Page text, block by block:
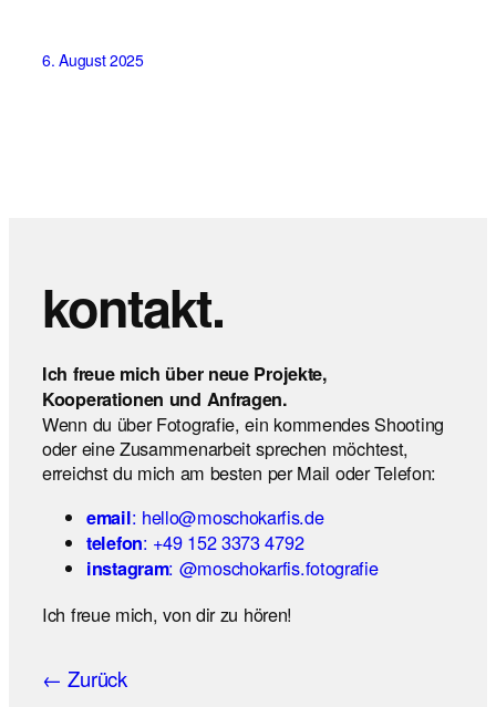
6. August 2025
kontakt.
Ich freue mich über neue Projekte,
Kooperationen und Anfragen.
Wenn du über Fotografie, ein kommendes Shooting
oder eine Zusammenarbeit sprechen möchtest,
erreichst du mich am besten per Mail oder Telefon:
email: hello@moschokarfis.de
telefon: +49 152 3373 4792
instagram: @moschokarfis.fotografie
Ich freue mich, von dir zu hören!
← Zurück